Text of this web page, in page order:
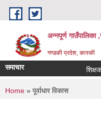
Skip to main content
अन्नपूर्ण गाउँपालिका
गण्डकी प्रदेश, कास्की
समाचार शिक्षक
You are here
Home » पूर्वाधार विकास